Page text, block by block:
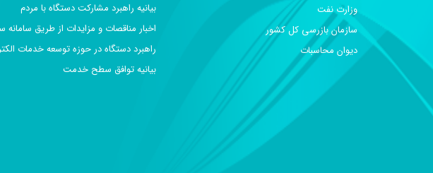
وزارت نفت
سازمان بازرسی کل کشور
دیوان محاسبات
بیانیه راهبرد مشارکت دستگاه با مردم
اخبار مناقصات و مزایدات از طریق سامانه
راهبرد دستگاه در حوزه توسعه خدمات
بیانیه توافق سطح خدمت